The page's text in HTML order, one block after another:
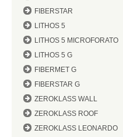
FIBERSTAR
LITHOS 5
LITHOS 5 MICROFORATO
LITHOS 5 G
FIBERMET G
FIBERSTAR G
ZEROKLASS WALL
ZEROKLASS ROOF
ZEROKLASS LEONARDO